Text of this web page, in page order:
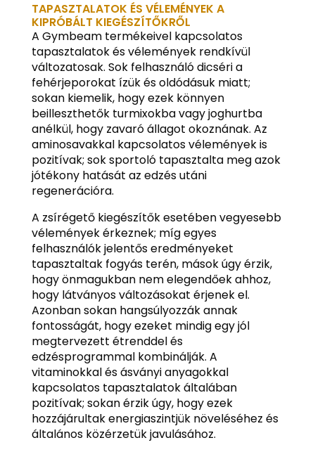
TAPASZTALATOK ÉS VÉLEMÉNYEK A
KIPRÓBÁLT KIEGÉSZÍTŐKRŐL
A Gymbeam termékeivel kapcsolatos
tapasztalatok és vélemények rendkívül
változatosak. Sok felhasználó dicséri a
fehérjeporokat ízük és oldódásuk miatt;
sokan kiemelik, hogy ezek könnyen
beilleszthetők turmixokba vagy joghurtba
anélkül, hogy zavaró állagot okoznának. Az
aminosavakkal kapcsolatos vélemények is
pozitívak; sok sportoló tapasztalta meg azok
jótékony hatását az edzés utáni
regenerációra.
A zsírégető kiegészítők esetében vegyesebb
vélemények érkeznek; míg egyes
felhasználók jelentős eredményeket
tapasztaltak fogyás terén, mások úgy érzik,
hogy önmagukban nem elegendőek ahhoz,
hogy látványos változásokat érjenek el.
Azonban sokan hangsúlyozzák annak
fontosságát, hogy ezeket mindig egy jól
megtervezett étrenddel és
edzésprogrammal kombinálják. A
vitaminokkal és ásványi anyagokkal
kapcsolatos tapasztalatok általában
pozitívak; sokan érzik úgy, hogy ezek
hozzájárultak energiaszintjük növeléséhez és
általános közérzetük javulásához.